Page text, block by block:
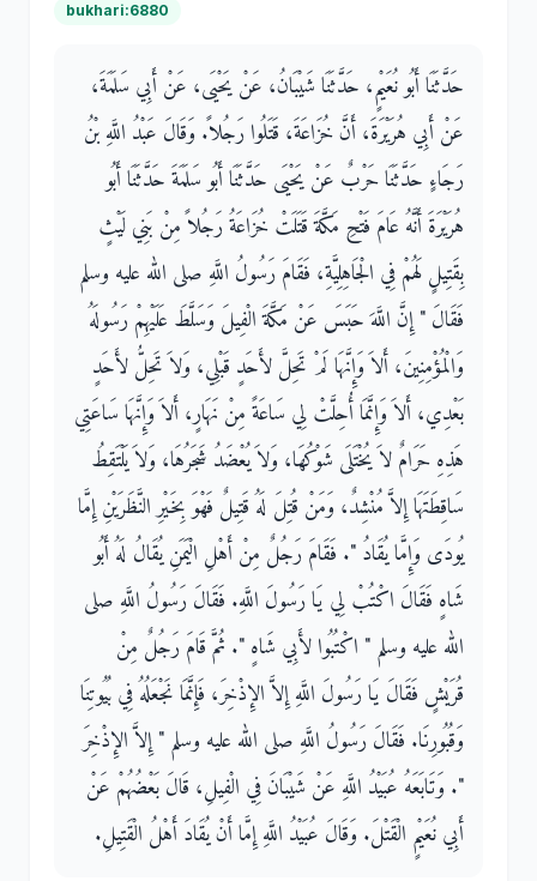
bukhari:6880
حَدَّثَنَا أَبُو نُعَيْمٍ، حَدَّثَنَا شَيْبَانُ، عَنْ يَحْيَى، عَنْ أَبِي سَلَمَةَ،
عَنْ أَبِي هُرَيْرَةَ، أَنَّ خُزَاعَةَ، قَتَلُوا رَجُلاً‏.‏ وَقَالَ عَبْدُ اللَّهِ بْنُ
رَجَاءٍ حَدَّثَنَا حَرْبٌ عَنْ يَحْيَى حَدَّثَنَا أَبُو سَلَمَةَ حَدَّثَنَا أَبُو
هُرَيْرَةَ أَنَّهُ عَامَ فَتْحِ مَكَّةَ قَتَلَتْ خُزَاعَةُ رَجُلاً مِنْ بَنِي لَيْثٍ
بِقَتِيلٍ لَهُمْ فِي الْجَاهِلِيَّةِ، فَقَامَ رَسُولُ اللَّهِ صلى الله عليه وسلم
فَقَالَ ‏"‏ إِنَّ اللَّهَ حَبَسَ عَنْ مَكَّةَ الْفِيلَ وَسَلَّطَ عَلَيْهِمْ رَسُولَهُ
وَالْمُؤْمِنِينَ، أَلاَ وَإِنَّهَا لَمْ تَحِلَّ لأَحَدٍ قَبْلِي، وَلاَ تَحِلُّ لأَحَدٍ
بَعْدِي، أَلاَ وَإِنَّمَا أُحِلَّتْ لِي سَاعَةً مِنْ نَهَارٍ، أَلاَ وَإِنَّهَا سَاعَتِي
هَذِهِ حَرَامٌ لاَ يُخْتَلَى شَوْكُهَا، وَلاَ يُعْضَدُ شَجَرُهَا، وَلاَ يَلْتَقِطُ
سَاقِطَتَهَا إِلاَّ مُنْشِدٌ، وَمَنْ قُتِلَ لَهُ قَتِيلٌ فَهْوَ بِخَيْرِ النَّظَرَيْنِ إِمَّا
يُودَى وَإِمَّا يُقَادُ ‏"‏‏.‏ فَقَامَ رَجُلٌ مِنْ أَهْلِ الْيَمَنِ يُقَالُ لَهُ أَبُو
شَاهٍ فَقَالَ اكْتُبْ لِي يَا رَسُولَ اللَّهِ‏.‏ فَقَالَ رَسُولُ اللَّهِ صلى
الله عليه وسلم ‏"‏ اكْتُبُوا لأَبِي شَاهٍ ‏"‏‏.‏ ثُمَّ قَامَ رَجُلٌ مِنْ
قُرَيْشٍ فَقَالَ يَا رَسُولَ اللَّهِ إِلاَّ الإِذْخِرَ، فَإِنَّمَا نَجْعَلُهُ فِي بُيُوتِنَا
وَقُبُورِنَا‏.‏ فَقَالَ رَسُولُ اللَّهِ صلى الله عليه وسلم ‏"‏ إِلاَّ الإِذْخِرَ
‏"‏‏.‏ وَتَابَعَهُ عُبَيْدُ اللَّهِ عَنْ شَيْبَانَ فِي الْفِيلِ، قَالَ بَعْضُهُمْ عَنْ
أَبِي نُعَيْمٍ الْقَتْلَ‏.‏ وَقَالَ عُبَيْدُ اللَّهِ إِمَّا أَنْ يُقَادَ أَهْلُ الْقَتِيلِ‏.‏